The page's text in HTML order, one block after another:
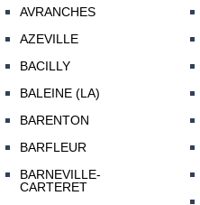
AVRANCHES
AZEVILLE
BACILLY
BALEINE (LA)
BARENTON
BARFLEUR
BARNEVILLE-
CARTERET